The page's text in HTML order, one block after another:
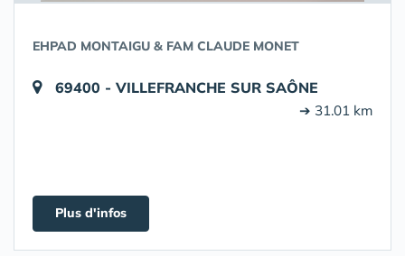
EHPAD MONTAIGU & FAM CLAUDE MONET
69400 - VILLEFRANCHE SUR SAÔNE
➔ 31.01 km
Plus d'infos